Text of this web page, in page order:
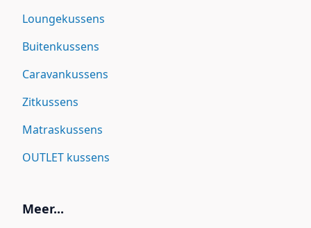
Loungekussens
Buitenkussens
Caravankussens
Zitkussens
Matraskussens
OUTLET kussens
Meer...